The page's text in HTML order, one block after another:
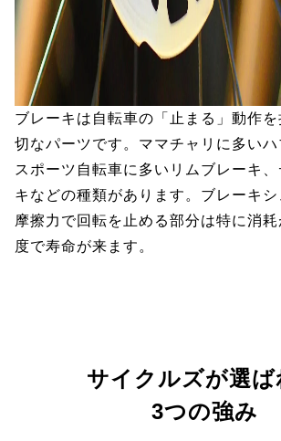
ブレーキは自転車の「止まる」動作
切なパーツです。ママチャリに多いハ
スポーツ自転車に多いリムブレーキ
キなどの種類があります。ブレーキ
摩擦力で回転を止める部分は特に消
度で寿命が来ます。
サイクルズが選ば
3つの強み